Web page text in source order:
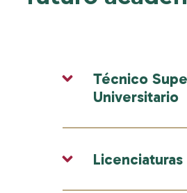
Técnico
Universitario
Licenciaturas